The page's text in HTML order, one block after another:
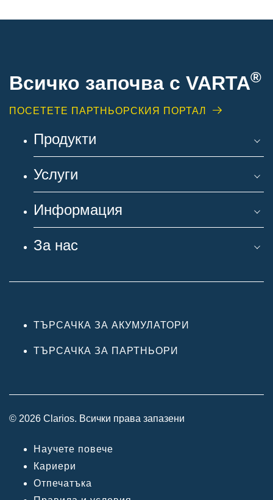
Всичко започва с VARTA®
ПОСЕТЕТЕ ПАРТНЬОРСКИЯ ПОРТАЛ
Продукти
Услуги
Информация
За нас
ТЪРСАЧКА ЗА АКУМУЛАТОРИ
ТЪРСАЧКА ЗА ПАРТНЬОРИ
© 2026 Clarios. Всички права запазени
Научете повече
Кариери
Отпечатъка